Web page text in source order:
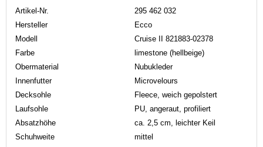
Artikel-Nr.
295 462 032
Hersteller
Ecco
Modell
Cruise II 821883-02378
Farbe
limestone (hellbeige)
Obermaterial
Nubukleder
Innenfutter
Microvelours
Decksohle
Fleece, weich gepolstert
Laufsohle
PU, angeraut, profiliert
Absatzhöhe
ca. 2,5 cm, leichter Keil
Schuhweite
mittel